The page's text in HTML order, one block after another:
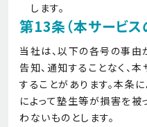
します。
第13条（本サービス
当社は、以下の各号の事由
告知、通知することなく、
することがあります。本条
によって塾生等が損害を被
わないものとします。